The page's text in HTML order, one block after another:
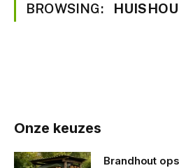
BROWSING:
Onze keuzes
Brandhout